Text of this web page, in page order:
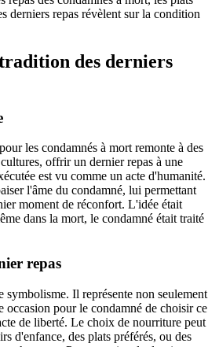
derniers repas révèlent sur la condition
des derniers
les condamnés à mort remonte à des
offrir un dernier repas à une
est vu comme un acte d'humanité.
l'âme du condamné, lui permettant
moment de réconfort. L'idée était
dans la mort, le condamné était traité
repas
symbolisme. Il représente non seulement
occasion pour le condamné de choisir ce
de liberté. Le choix de nourriture peut
d'enfance, des plats préférés, ou des